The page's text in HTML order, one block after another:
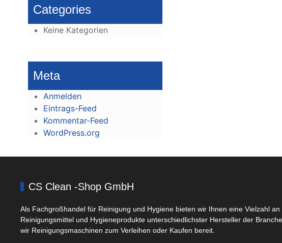
Categories
Keine Kategorien
Meta
Anmelden
Eintrags-Feed
Kommentar-Feed
WordPress.org
CS Clean -Shop GmbH
Als Fachgroßhandel für Reinigung und Hygiene bieten wir Ihnen eine Vielzahl an
Reinigungsmittel und Hygieneprodukte unterschiedlichster Hersteller der
wir Reinigungsmaschinen zum Verleihen oder Kaufen bereit.